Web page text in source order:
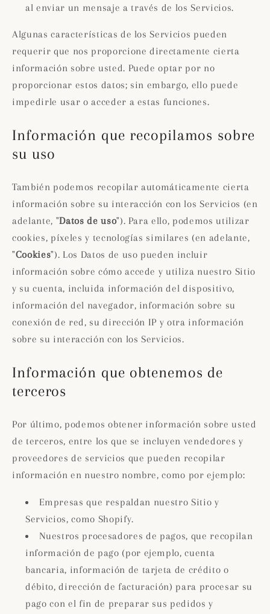
al enviar un mensaje a través de los Servicios.
Algunas características de los Servicios pueden
requerir que nos proporcione directamente cierta
información sobre usted. Puede optar por no
proporcionar estos datos; sin embargo, ello puede
impedirle usar o acceder a estas funciones.
Información que recopilamos sobre
su uso
También podemos recopilar automáticamente cierta
información sobre su interacción con los Servicios (en
adelante, "Datos de uso"). Para ello, podemos utilizar
cookies, píxeles y tecnologías similares (en adelante,
"Cookies"). Los Datos de uso pueden incluir
información sobre cómo accede y utiliza nuestro Sitio
y su cuenta, incluida información del dispositivo,
información del navegador, información sobre su
conexión de red, su dirección IP y otra información
sobre su interacción con los Servicios.
Información que obtenemos de
terceros
Por último, podemos obtener información sobre usted
de terceros, entre los que se incluyen vendedores y
proveedores de servicios que pueden recopilar
información en nuestro nombre, como por ejemplo:
Empresas que respaldan nuestro Sitio y
Servicios, como Shopify.
Nuestros procesadores de pagos, que recopilan
información de pago (por ejemplo, cuenta
bancaria, información de tarjeta de crédito o
débito, dirección de facturación) para procesar su
pago con el fin de preparar sus pedidos y